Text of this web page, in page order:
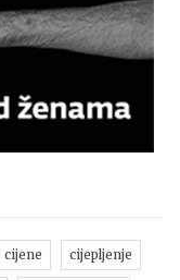
cijene cijepljenje